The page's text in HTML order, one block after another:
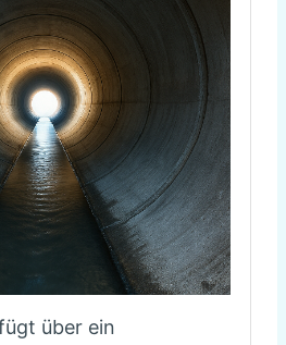
über ein